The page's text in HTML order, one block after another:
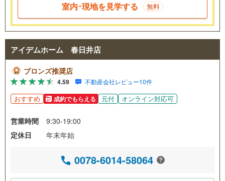
室内･現地を見学する 無料
アイデムホーム 春日井店
ブロンズ推奨店
4.59 不動産会社レビュー10件
おすすめ 成約でもらえる 元付 オンライン対応可
営業時間
9:30-19:00
定休日
年末年始
0078-6014-58064